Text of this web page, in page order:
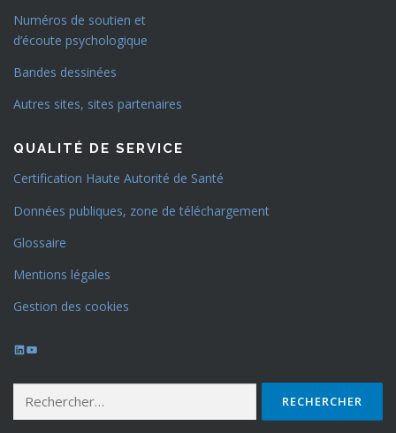
Numéros de soutien et
d’écoute psychologique
Bandes dessinées
Autres sites, sites partenaires
QUALITÉ DE SERVICE
Certification Haute Autorité de Santé
Données publiques, zone de téléchargement
Glossaire
Mentions légales
Gestion des cookies
LinkedIn YouTube
Rechercher :